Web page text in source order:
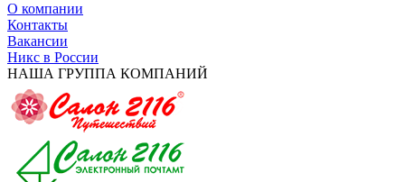
О компании
Контакты
Вакансии
Никс в России
НАША ГРУППА КОМПАНИЙ